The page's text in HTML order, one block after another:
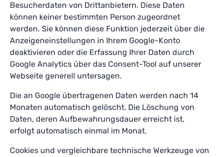
Besucherdaten von Drittanbietern. Diese Daten
können keiner bestimmten Person zugeordnet
werden. Sie können diese Funktion jederzeit über die
Anzeigeneinstellungen in Ihrem Google-Konto
deaktivieren oder die Erfassung Ihrer Daten durch
Google Analytics über das Consent-Tool auf unserer
Webseite generell untersagen.
Die an Google übertragenen Daten werden nach 14
Monaten automatisch gelöscht. Die Löschung von
Daten, deren Aufbewahrungsdauer erreicht ist,
erfolgt automatisch einmal im Monat.
Cookies und vergleichbare technische Werkzeuge von